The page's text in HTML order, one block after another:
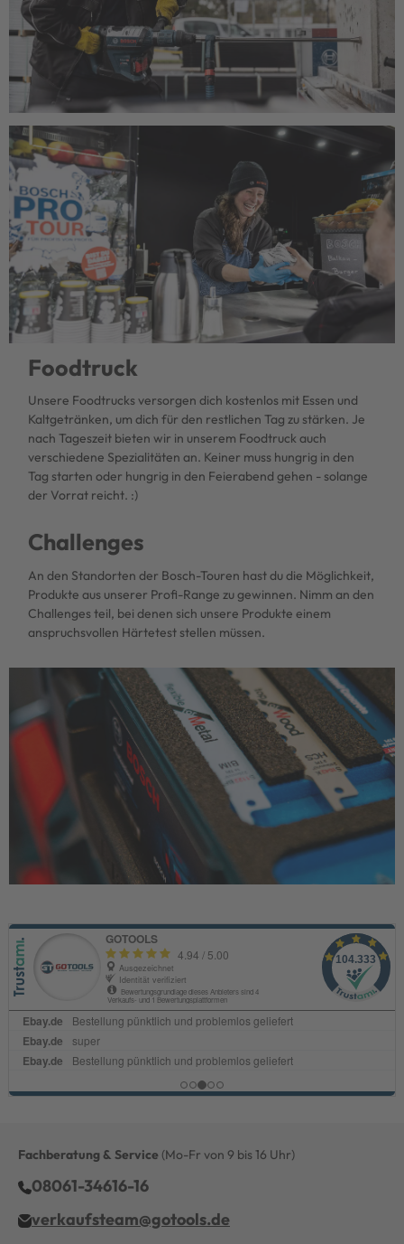
Foodtruck
Unsere Foodtrucks versorgen dich kostenlos mit Essen und
Kaltgetränken, um dich für den restlichen Tag zu stärken. Je
nach Tageszeit bieten wir in unserem Foodtruck auch
verschiedene Spezialitäten an. Keiner muss hungrig in den
Tag starten oder hungrig in den Feierabend gehen - solange
der Vorrat reicht. :)
Challenges
An den Standorten der Bosch-Touren hast du die Möglichkeit,
Produkte aus unserer Profi-Range zu gewinnen. Nimm an den
Challenges teil, bei denen sich unsere Produkte einem
anspruchsvollen Härtetest stellen müssen.
Fachberatung & Service (Mo-Fr von 9 bis 16 Uhr)
08061-34616-16
verkaufsteam@gotools.de